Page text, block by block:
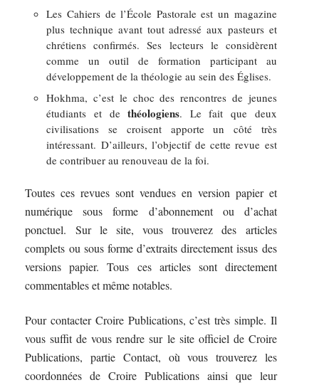
Les Cahiers de l’École Pastorale est un magazine
plus technique avant tout adressé aux pasteurs et
chrétiens confirmés. Ses lecteurs le considèrent
comme un outil de formation participant au
développement de la théologie au sein des Églises.
Hokhma, c’est le choc des rencontres de jeunes
étudiants et dethéologiens. Le fait que deux
civilisations se croisent apporte un côté très
intéressant. D’ailleurs, l’objectif de cette revue est
de contribuer au renouveau de la foi.
Toutes ces revues sont vendues en version papier et
numérique sous forme d’abonnement ou d’achat
ponctuel. Sur le site, vous trouverez des articles
complets ou sous forme d’extraits directement issus des
versions papier. Tous ces articles sont directement
commentables et même notables.
Pour contacter Croire Publications, c’est très simple. Il
vous suffit de vous rendre sur le site officiel de Croire
Publications, partie Contact, où vous trouverez les
coordonnées de Croire Publications ainsi que leur